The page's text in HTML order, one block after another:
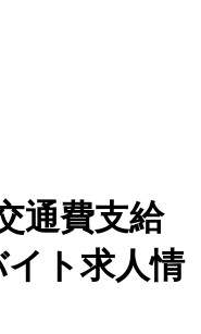
通費支給
ト求人情